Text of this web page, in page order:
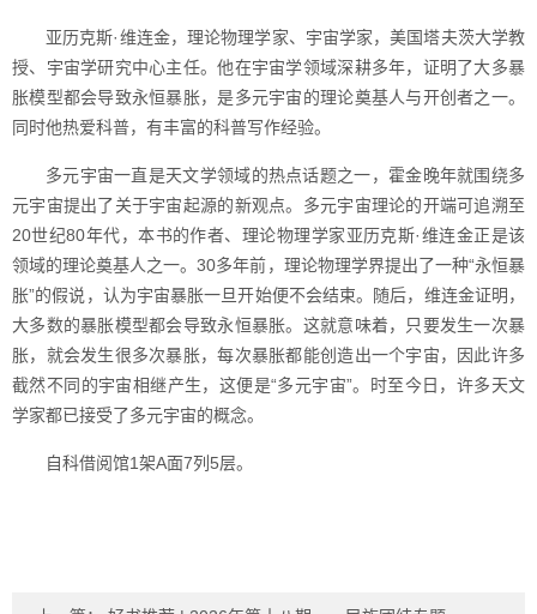
亚历克斯·维连金，理论物理学家、宇宙学家，美国塔夫茨大学教
授、宇宙学研究中心主任。他在宇宙学领域深耕多年，证明了大多暴
胀模型都会导致永恒暴胀，是多元宇宙的理论奠基人与开创者之一。
同时他热爱科普，有丰富的科普写作经验。
多元宇宙一直是天文学领域的热点话题之一，霍金晚年就围绕多
元宇宙提出了关于宇宙起源的新观点。多元宇宙理论的开端可追溯至
20世纪80年代，本书的作者、理论物理学家亚历克斯·维连金正是该
领域的理论奠基人之一。30多年前，理论物理学界提出了一种“永恒暴
胀”的假说，认为宇宙暴胀一旦开始便不会结束。随后，维连金证明，
大多数的暴胀模型都会导致永恒暴胀。这就意味着，只要发生一次暴
胀，就会发生很多次暴胀，每次暴胀都能创造出一个宇宙，因此许多
截然不同的宇宙相继产生，这便是“多元宇宙”。时至今日，许多天文
学家都已接受了多元宇宙的概念。
自科借阅馆1架A面7列5层。